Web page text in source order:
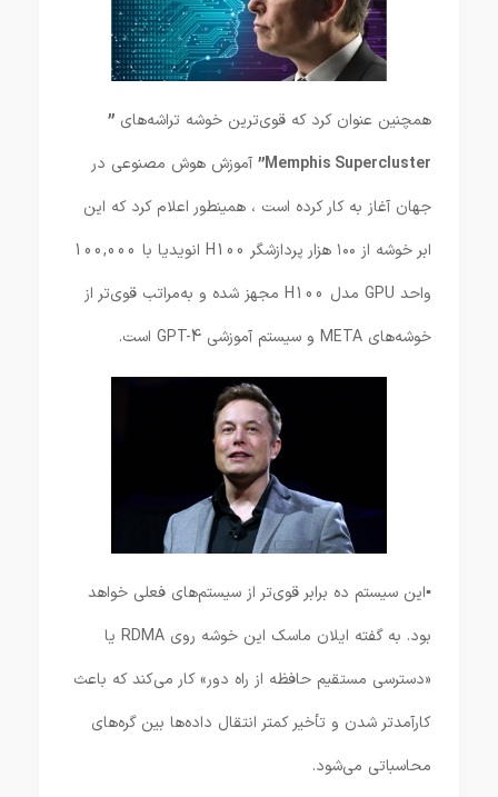
همچنین عنوان کرد که قوی‌ترین خوشه تراشه‌های ”
Memphis Supercluster” آموزش هوش مصنوعی در
جهان آغاز به کار کرده است ، همینطور اعلام کرد که این
ابر خوشه از ۱۰۰ هزار پردازشگر H100 انویدیا با 100,000
واحد GPU مدل H100 مجهز شده و به‌مراتب قوی‌تر از
خوشه‌های META و سیستم آموزشی GPT-4 است.
▪️این سیستم ده برابر قوی‌تر از سیستم‌های فعلی خواهد
بود. به گفته ایلان ماسک این خوشه روی RDMA یا
«دسترسی مستقیم حافظه از راه دور» کار می‌کند که باعث
کارآمدتر شدن و تأخیر کمتر انتقال داده‌ها بین گره‌های
محاسباتی می‌شود.